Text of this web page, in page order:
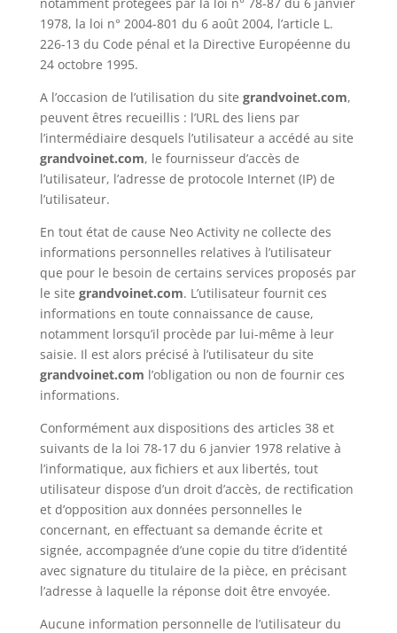
1978, la loi n° 2004-801 du 6 août 2004, l’article L.
226-13 du Code pénal et la Directive Européenne du
24 octobre 1995.
A l’occasion de l’utilisation du site grandvoinet.com,
peuvent êtres recueillis : l’URL des liens par
l’intermédiaire desquels l’utilisateur a accédé au site
grandvoinet.com, le fournisseur d’accès de
l’utilisateur, l’adresse de protocole Internet (IP) de
l’utilisateur.
En tout état de cause Neo Activity ne collecte des
informations personnelles relatives à l’utilisateur
que pour le besoin de certains services proposés par
le site grandvoinet.com. L’utilisateur fournit ces
informations en toute connaissance de cause,
notamment lorsqu’il procède par lui-même à leur
saisie. Il est alors précisé à l’utilisateur du site
grandvoinet.com l’obligation ou non de fournir ces
informations.
Conformément aux dispositions des articles 38 et
suivants de la loi 78-17 du 6 janvier 1978 relative à
l’informatique, aux fichiers et aux libertés, tout
utilisateur dispose d’un droit d’accès, de rectification
et d’opposition aux données personnelles le
concernant, en effectuant sa demande écrite et
signée, accompagnée d’une copie du titre d’identité
avec signature du titulaire de la pièce, en précisant
l’adresse à laquelle la réponse doit être envoyée.
Aucune information personnelle de l’utilisateur du